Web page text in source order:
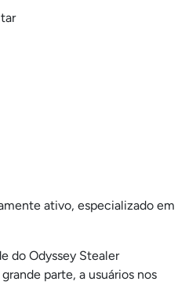
ativo, especializado em
do Odyssey Stealer
parte, a usuários nos